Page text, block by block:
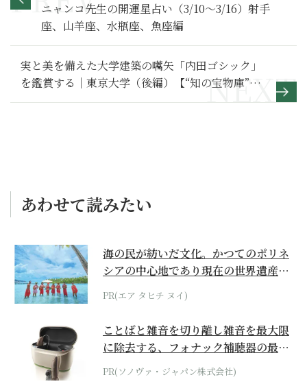
ニャンコ先生の開運星占い（3/10～3/16）射手
座、山羊座、水瓶座、魚座編
実と美を備えた大学建築の嚆矢「内田ゴシック」
を鑑賞する｜東京大学（後編）【“知の宝物庫”大
学を歩く】
あわせて読みたい
海の民が紡いだ文化。かつてのポリネ
シアの中心地であり現在の世界遺産か
らみえてくる...
PR(エア タヒチ ヌイ)
ことばと雑音を切り離し雑音を最大限
に除去する、フォナック補聴器の最上
位モデル
PR(ソノヴァ・ジャパン株式会社)